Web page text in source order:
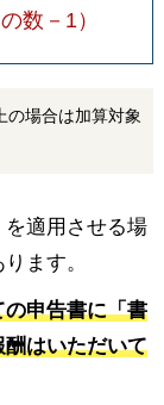
数－1）
場合は加算対象
適用させる場
ます。
申告書に「書
はいただいて